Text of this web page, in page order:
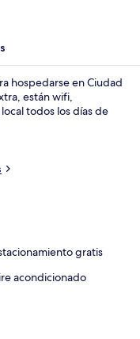
hospedarse en Ciudad
están wifi,
todos los días de
gratis
acondicionado